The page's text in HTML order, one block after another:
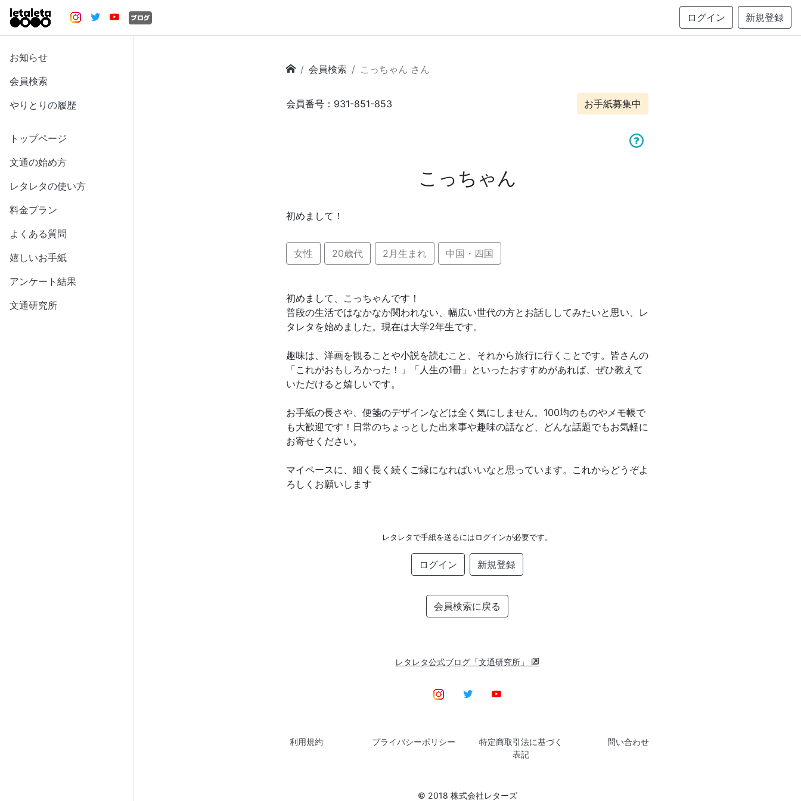
ログイン 新規登録
お知らせ
会員検索
やりとりの履歴
トップページ
文通の始め方
レタレタの使い方
料金プラン
よくある質問
嬉しいお手紙
アンケート結果
文通研究所
会員検索 こっちゃん さん
会員番号：931-851-853 お手紙募集中
こっちゃん
初めまして！
女性 20歳代 2月生まれ 中国・四国
初めまして、こっちゃんです！
普段の生活ではなかなか関われない、幅広い世代の方とお話ししてみたいと思い、レ
タレタを始めました。現在は大学2年生です。
趣味は、洋画を観ることや小説を読むこと、それから旅行に行くことです。皆さんの
「これがおもしろかった！」「人生の1冊」といったおすすめがあれば、ぜひ教えて
いただけると嬉しいです。
お手紙の長さや、便箋のデザインなどは全く気にしません。100均のものやメモ帳で
も大歓迎です！日常のちょっとした出来事や趣味の話など、どんな話題でもお気軽に
お寄せください。
マイペースに、細く長く続くご縁になればいいなと思っています。これからどうぞよ
ろしくお願いします
レタレタで手紙を送るにはログインが必要です。
ログイン 新規登録
会員検索に戻る
レタレタ公式ブログ「文通研究所」
利用規約 プライバシーポリシー
特定商取引法に基づく
表記
問い合わせ
© 2018 株式会社レターズ